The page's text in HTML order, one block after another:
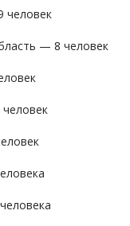
человек
— 8 человек